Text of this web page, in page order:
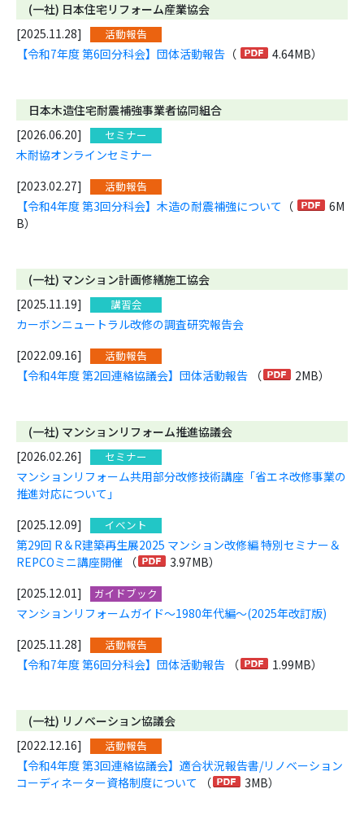
(一社) 日本住宅リフォーム産業協会
[2025.11.28]
活動報告
【令和7年度 第6回分科会】団体活動報告 （ 4.64MB）
日本木造住宅耐震補強事業者協同組合
[2026.06.20]
セミナー
木耐協オンラインセミナー
[2023.02.27]
活動報告
【令和4年度 第3回分科会】木造の耐震補強について （
6M
B）
(一社) マンション計画修繕施工協会
[2025.11.19]
講習会
カーボンニュートラル改修の調査研究報告会
[2022.09.16]
活動報告
【令和4年度 第2回連絡協議会】団体活動報告 （ 2MB）
(一社) マンションリフォーム推進協議会
[2026.02.26]
セミナー
マンションリフォーム共用部分改修技術講座「省エネ改修事業の
推進対応について」
[2025.12.09]
イベント
第29回 R＆R建築再生展2025 マンション改修編 特別セミナー＆
REPCOミニ講座開催 （
3.97MB）
[2025.12.01]
ガイドブック
マンションリフォームガイド～1980年代編～(2025年改訂版)
[2025.11.28]
活動報告
【令和7年度 第6回分科会】団体活動報告 （ 1.99MB）
(一社) リノベーション協議会
[2022.12.16]
活動報告
【令和4年度 第3回連絡協議会】適合状況報告書/リノベーション
コーディネーター資格制度について （ 3MB）